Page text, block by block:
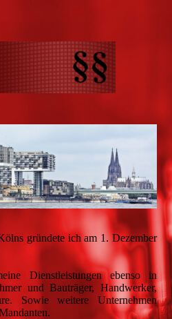
gründete ich am 1. Dezember
Dienstleistungen ebenso in
und Bauträger, Handwerker,
Sowie weitere Unternehmen